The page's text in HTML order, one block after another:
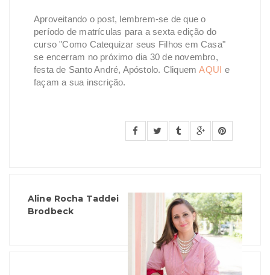
Aproveitando o post, lembrem-se de que o
período de matrículas para a sexta edição do
curso "Como Catequizar seus Filhos em Casa"
se encerram no próximo dia 30 de novembro,
festa de Santo André, Apóstolo. CliquemAQUI e
façam a sua inscrição.
Aline Rocha Taddei
Brodbeck